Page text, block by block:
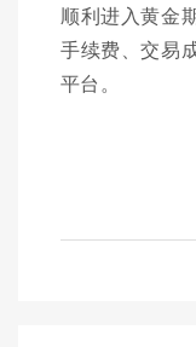
顺利进入黄金
手续费、交易
平台。